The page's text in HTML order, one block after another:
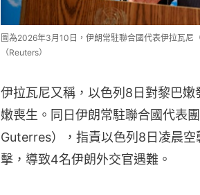
圖為2026年3月10日，伊朗常駐聯合國代表伊拉瓦
（Reuters）
伊拉瓦尼又稱，以色列8日對黎巴
嫩喪生。同日伊朗常駐聯合國代表
Guterres），指責以色列8日凌晨
擊，導致4名伊朗外交官遇難。